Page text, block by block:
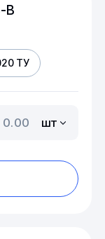
В
ТУ
шт